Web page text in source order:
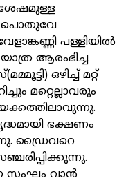
പൊതുവേ
പള്ളിയിൽ
ആരംഭിച്ച
ഒഴിച്ച് മറ്റ്
മറ്റെല്ലാവരും
ഭക്ഷണം
ഡ്രൈവറെ
സംഘം വാൻ